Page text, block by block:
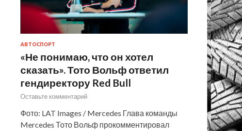
АВТОСПОРТ
«Не понимаю, что он хотел
сказать». Тото Вольф ответил
гендиректору Red Bull
Оставьте комментарий
Фото: LAT Images / Mercedes Глава команды
Mercedes Тото Вольф прокомментировал